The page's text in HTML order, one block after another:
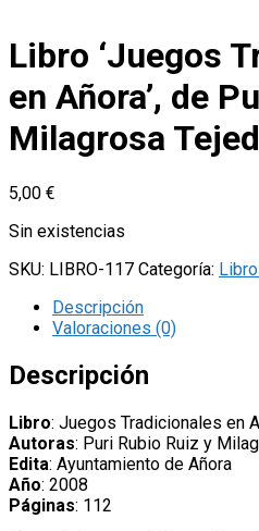
Libro ‘Juegos
en Añora’, de
Milagrosa
5,00 €
Sin existencias
SKU: LIBRO-117 Categoría:
Descripción
Valoraciones (0)
Descripción
Libro: Juegos Tradicionales en
Autoras: Puri Rubio Ruiz y
Edita: Ayuntamiento de Añora
Año: 2008
Páginas: 112